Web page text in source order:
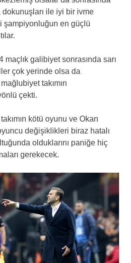
dokunuşları ile iyi bir ivme
şampiyonluğun en güçlü
galibiyet sonrasında sarı
çok yerinde olsa da
takımın
çekti.
kötü oyunu ve Okan
değişiklikleri biraz hatalı
olduklarını paniğe hiç
gerekecek.